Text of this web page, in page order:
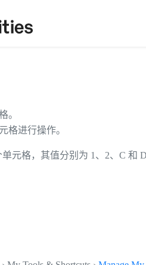
。
格进行操作。
元格，其值分别为 1、2、C 和